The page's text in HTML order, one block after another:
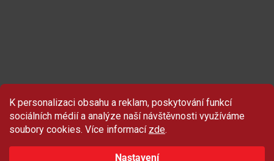
K personalizaci obsahu a reklam, poskytování funkcí
sociálních médií a analýze naší návštěvnosti využíváme
soubory cookies. Více informací zde.
Nastavení